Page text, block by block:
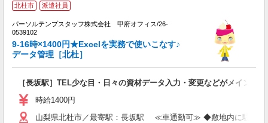
北杜市 派遣社員
パーソルテンプスタッフ株式会社 甲府オフィス/26-
0539102
9-16時×1400円★Excelを実務で使いこなす♪
データ管理［北杜］
［長坂駅］TEL少な目・日々の資材データ入力・変更などがメイン
時給1400円
山梨県北杜市／最寄駅：長坂駅 ≪車通勤可≫ ◆敷地内に駐車場